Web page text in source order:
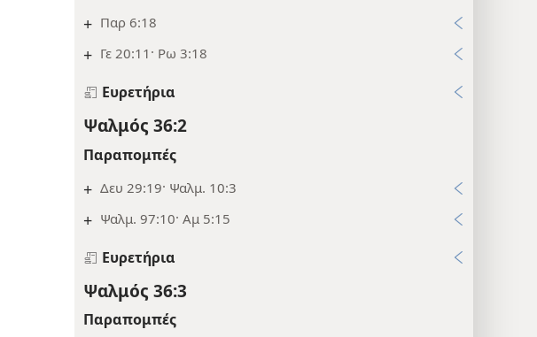
+ Παρ 6:18
+ Γε 20:11· Ρω 3:18
Ευρετήρια
Ψαλμός 36:2
Παραπομπές
+ Δευ 29:19· Ψαλμ. 10:3
+ Ψαλμ. 97:10· Αμ 5:15
Ευρετήρια
Ψαλμός 36:3
Παραπομπές